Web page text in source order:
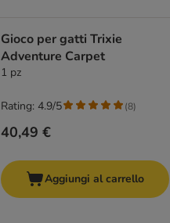
Gioco per gatti Trixie
Adventure Carpet
1 pz
40,49 €
Rating: 4.9/5 (8)
Aggiungi al carrello